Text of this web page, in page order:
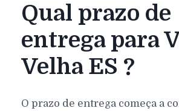
Qual prazo de
entrega para
Velha ES ?
O prazo de entrega começa a